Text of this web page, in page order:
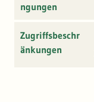
ngungen
Zugriffsbeschr
änkungen